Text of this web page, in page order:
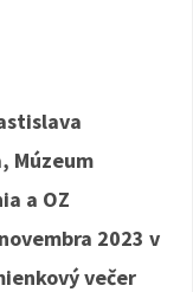
o
Múzeum
a OZ
2023 v
večer